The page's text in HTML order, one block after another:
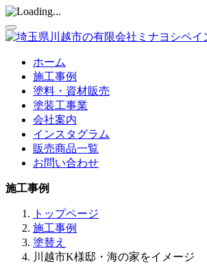
ホーム
施工事例
塗料・資材販売
塗装工事業
会社案内
インスタグラム
販売商品一覧
お問い合わせ
施工事例
トップページ
施工事例
塗替え
川越市K様邸・海の家をイメージ